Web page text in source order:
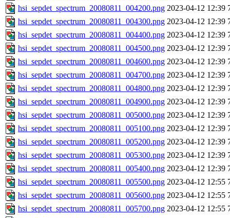
hsi_sepdet_spectrum_20080811_004200.png 2023-04-12 12:39
hsi_sepdet_spectrum_20080811_004300.png 2023-04-12 12:39
hsi_sepdet_spectrum_20080811_004400.png 2023-04-12 12:39
hsi_sepdet_spectrum_20080811_004500.png 2023-04-12 12:39
hsi_sepdet_spectrum_20080811_004600.png 2023-04-12 12:39
hsi_sepdet_spectrum_20080811_004700.png 2023-04-12 12:39
hsi_sepdet_spectrum_20080811_004800.png 2023-04-12 12:39
hsi_sepdet_spectrum_20080811_004900.png 2023-04-12 12:39
hsi_sepdet_spectrum_20080811_005000.png 2023-04-12 12:39
hsi_sepdet_spectrum_20080811_005100.png 2023-04-12 12:39
hsi_sepdet_spectrum_20080811_005200.png 2023-04-12 12:39
hsi_sepdet_spectrum_20080811_005300.png 2023-04-12 12:39
hsi_sepdet_spectrum_20080811_005400.png 2023-04-12 12:39
hsi_sepdet_spectrum_20080811_005500.png 2023-04-12 12:55
hsi_sepdet_spectrum_20080811_005600.png 2023-04-12 12:55
hsi_sepdet_spectrum_20080811_005700.png 2023-04-12 12:55